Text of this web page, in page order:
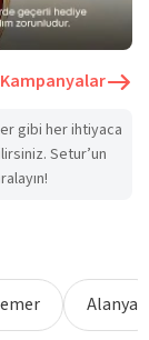
gibi her ihtiyaca
Setur’un
Alanya